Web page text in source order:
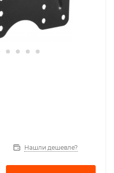
Нашли дешевле?